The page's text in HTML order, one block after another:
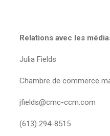
Relations avec les
Julia Fields
Chambre de commerce
jfields@cmc-ccm.com
(613) 294-8515